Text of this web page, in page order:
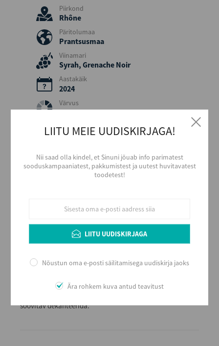
Piirkond
Rhône
Päritolumaa
Prantsusmaa
Viinamari
Syrah, Grenache Noir
Aastakäik
2024
Värvus
Punane
Stiil
Kerge ja marjane
Kuiv
Alkoholi sisaldus
0,75
EAN
Serveerimine
tüüpi veiniklaasist. Arengupotentsiaal veinikeldris 2 - 6
soovitav dekanteerida.
LIITU MEIE UUDISKIRJAGA!
Nii saad olla kindel, et Sinuni jõuab info parimatest
sooduskampaaniatest, pakkumistest ja uutest huvitavatest
toodetest!
LIITU UUDISKIRJAGA
Nõustun oma e-posti säilitamisega uudiskirja jaoks
Ära rohkem kuva antud teavitust